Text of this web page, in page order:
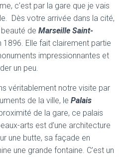
c’est par la gare que je vais
Dès votre arrivée dans la cité,
de Marseille Saint-
1896. Elle fait clairement partie
impressionnantes et
un peu.
véritablement notre visite par
de la ville, le Palais
de la gare, ce palais
arts est d’une architecture
une butte, sa façade en
une grande fontaine. C’est un